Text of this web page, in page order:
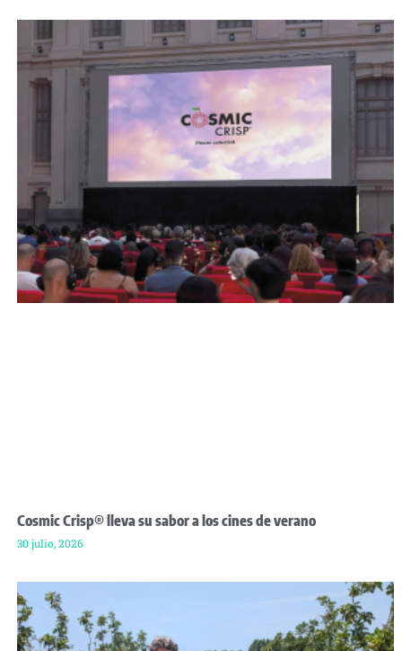
Cosmic Crisp® lleva su sabor a los cines de verano
30 julio, 2026